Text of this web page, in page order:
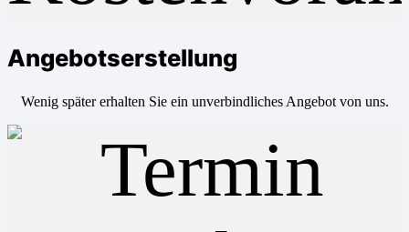
Angebotserstellung
Wenig später erhalten Sie ein unverbindliches Angebot von uns.